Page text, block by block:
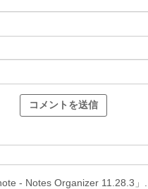
- Notes Organizer 11.28.3」...